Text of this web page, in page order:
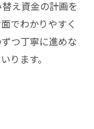
え資金の計画を
でわかりやすく
つ丁寧に進めな
ります。